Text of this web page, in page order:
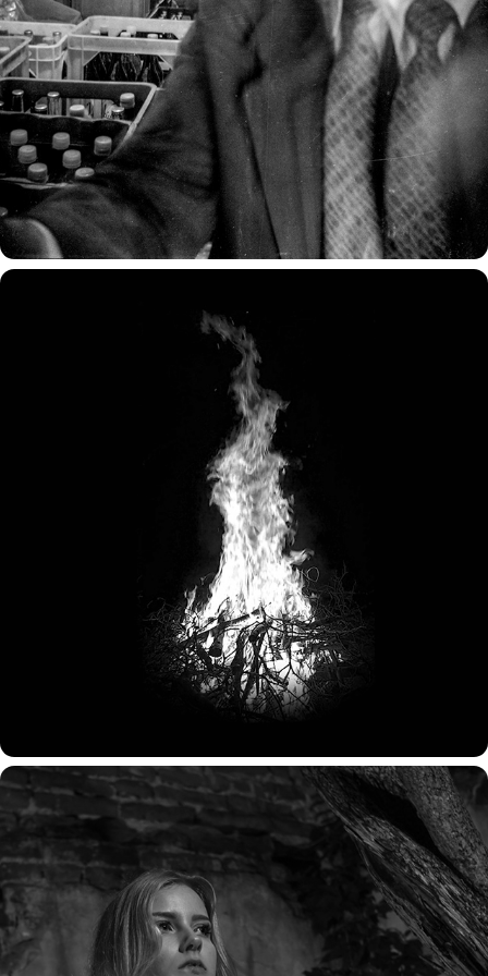
śledztwo zakończone
the heat